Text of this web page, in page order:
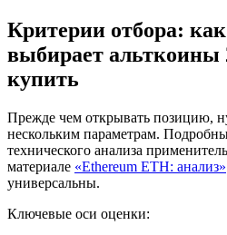
Критерии отбора:
выбирает альткоины
купить
Прежде чем открывать позицию,
нескольким параметрам.
технического анализа
материале «Ethereum ETH: анализ»
универсальны.
Ключевые оси оценки: